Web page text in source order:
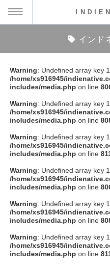
ス情報
ト情報
アーティスト
ション
ト
クト
SOCIAL
インド
Warning: Undefined array key
/home/xs916945/
includes/media.php on line
Warning: Undefined array key
/home/xs916945/
includes/media.php on line
Warning: Undefined array key
/home/xs916945/
includes/media.php on line
Warning: Undefined array key
/home/xs916945/
includes/media.php on line
Warning: Undefined array key
/home/xs916945/
includes/media.php on line
Warning: Undefined array key
/home/xs916945/
includes/media.php on line